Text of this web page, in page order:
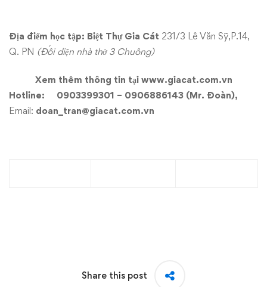
Địa điểm học tập: Biệt Thự Gia Cát 231/3 Lê Văn Sỹ,P.14,
Q. PN (Đối diện nhà thờ 3 Chuông)
Xem thêm thông tin tại www.giacat.com.vn
Hotline:
0903399301 – 0906886143 (Mr. Đoàn),
Email: doan_tran@giacat.com.vn
Share this post